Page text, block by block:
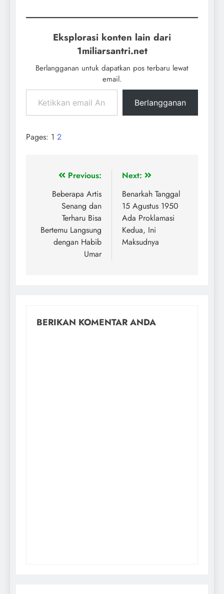
Eksplorasi konten lain dari
1miliarsantri.net
Berlangganan untuk dapatkan pos terbaru lewat
email.
Berlangganan
Pages: 1 2
Previous:
Beberapa Artis
Senang dan
Terharu Bisa
Bertemu Langsung
dengan Habib
Umar
Next:
Benarkah Tanggal
15 Agustus 1950
Ada Proklamasi
Kedua, Ini
Maksudnya
BERIKAN KOMENTAR ANDA